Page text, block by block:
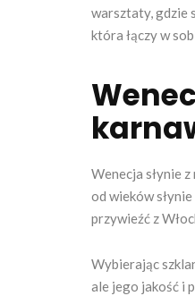
warsztaty, gdzie
która łączy w
Wenecja słynie
od wieków słynie
przywieźć z
Wybierając
ale jego jakość i